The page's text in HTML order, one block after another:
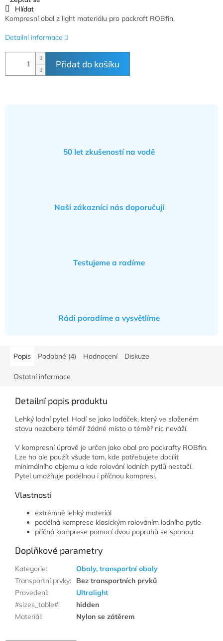
Přidat do košíku
Kompresní obal z light materiálu pro packraft ROBfin.
Detailní informace
Hlídat
50 let zkušeností na vodě
Naši zákazníci nás doporučují
Testujeme a radíme
Rádi poradíme a vysvětlíme
Popis Podobné (4) Hodnocení Diskuze
Ostatní informace
Detailní popis produktu
Lehký lodní pytel. Hodí se jako loďáček, který ve složeném
stavu nezabere téměř žádné místo a téměř nic neváží.
V kompresní úpravě je určen jako obal pro packrafty ROBfin.
Lze ho ale použít všude tam, kde potřebujete docílit
minimálního objemu a kde rolování lodních pytlů nestačí.
Pytel umožňuje podélnou i příčnou kompresi.
Vlastnosti
extrémně lehký materiál
podélná komprese klasickým rolováním lodního pytle
příčná komprese pomocí dvou popruhů se sponou
Doplňkové parametry
Kategorie:
Obaly, transportní obaly
Transportní prvky:
Bez transportních prvků
Provedení:
Ultralight
#sizes_table#:
hidden
Materiál: Nylon se zátěrem